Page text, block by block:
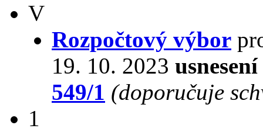
V
Rozpočtový výbor
19. 10. 2023 usnesení
549/1 (doporučuje
1